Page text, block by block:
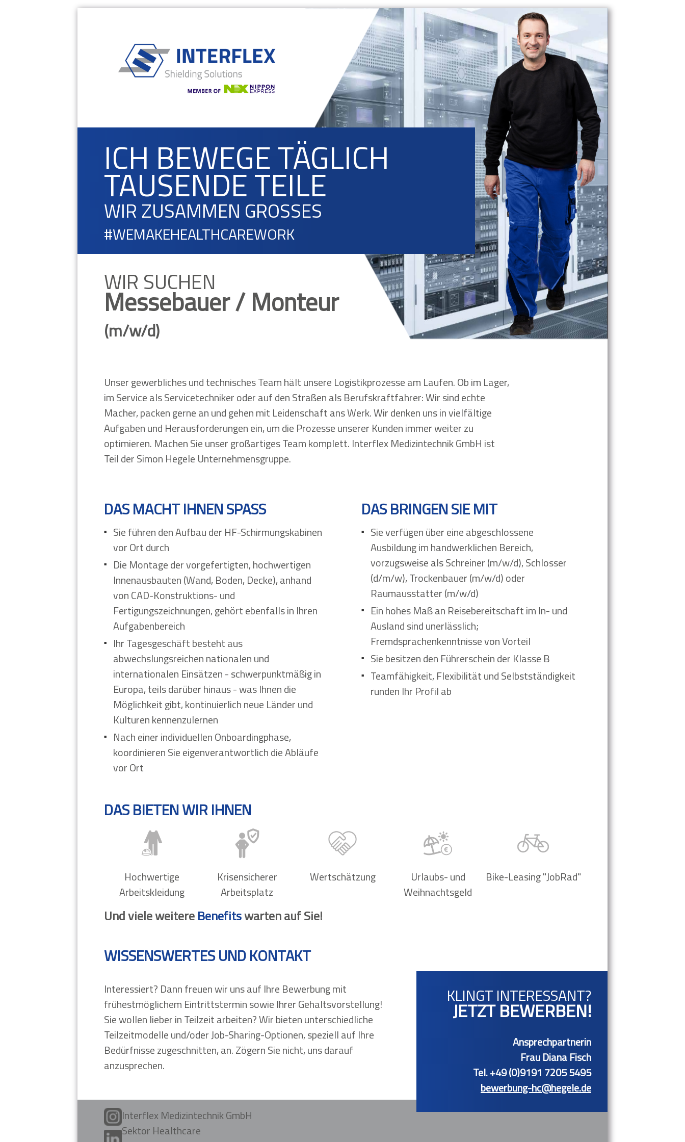
ICH BEWEGE TÄGLICH
TAUSENDE TEILE
WIR ZUSAMMEN GROSSES
#WEMAKEHEALTHCAREWORK
WIR SUCHEN
Messebauer / Monteur
(m/w/d)
Unser gewerbliches und technisches Team hält unsere Logistikprozesse am Laufen. Ob im Lager,
im Service als Servicetechniker oder auf den Straßen als Berufskraftfahrer: Wir sind echte
Macher, packen gerne an und gehen mit Leidenschaft ans Werk. Wir denken uns in vielfältige
Aufgaben und Herausforderungen ein, um die Prozesse unserer Kunden immer weiter zu
optimieren. Machen Sie unser großartiges Team komplett. Interflex Medizintechnik GmbH ist
Teil der Simon Hegele Unternehmensgruppe.
DAS MACHT IHNEN SPASS
Sie führen den Aufbau der HF-Schirmungskabinen
vor Ort durch
Die Montage der vorgefertigten, hochwertigen
Innenausbauten (Wand, Boden, Decke), anhand
von CAD-Konstruktions- und
Fertigungszeichnungen, gehört ebenfalls in Ihren
Aufgabenbereich
Ihr Tagesgeschäft besteht aus
abwechslungsreichen nationalen und
internationalen Einsätzen - schwerpunktmäßig in
Europa, teils darüber hinaus - was Ihnen die
Möglichkeit gibt, kontinuierlich neue Länder und
Kulturen kennenzulernen
Nach einer individuellen Onboardingphase,
koordinieren Sie eigenverantwortlich die Abläufe
vor Ort
DAS BRINGEN SIE MIT
Sie verfügen über eine abgeschlossene
Ausbildung im handwerklichen Bereich,
vorzugsweise als Schreiner (m/w/d), Schlosser
(d/m/w), Trockenbauer (m/w/d) oder
Raumausstatter (m/w/d)
Ein hohes Maß an Reisebereitschaft im In- und
Ausland sind unerlässlich;
Fremdsprachenkenntnisse von Vorteil
Sie besitzen den Führerschein der Klasse B
Teamfähigkeit, Flexibilität und Selbstständigkeit
runden Ihr Profil ab
DAS BIETEN WIR IHNEN
Hochwertige
Arbeitskleidung
Krisensicherer
Arbeitsplatz
Wertschätzung
Urlaubs- und
Weihnachtsgeld
Bike-Leasing "JobRad"
Und viele weitereBenefitswarten auf Sie!
WISSENSWERTES UND KONTAKT
Interessiert? Dann freuen wir uns auf Ihre Bewerbung mit
frühestmöglichem Eintrittstermin sowie Ihrer Gehaltsvorstellung!
Sie wollen lieber in Teilzeit arbeiten? Wir bieten unterschiedliche
Teilzeitmodelle und/oder Job-Sharing-Optionen, speziell auf Ihre
Bedürfnisse zugeschnitten, an. Zögern Sie nicht, uns darauf
anzusprechen.
KLINGT INTERESSANT?
JETZT BEWERBEN!
Ansprechpartnerin
Frau Diana Fisch
Tel. +49 (0)9191 7205 5495
bewerbung-hc@hegele.de
Interflex Medizintechnik GmbH
Sektor Healthcare